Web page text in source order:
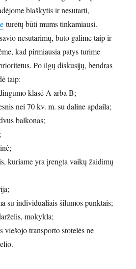
blaškytis ir nesutarti,
turėtų būti mums tinkamiausi.
nesutarimų, buto galime taip ir
kad pirmiausia patys turime
Po ilgų diskusijų, bendras
taip:
klasė A arba B;
nei 70 kv. m. su daline apdaila;
balkonas;
yra įrengta vaikų žaidimų
individualiais šilumos punktais;
mokykla;
transporto stotelės ne